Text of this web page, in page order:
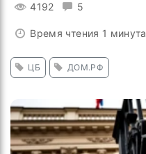
4192 5
Время чтения 1 минута
ЦБ ДОМ.РФ